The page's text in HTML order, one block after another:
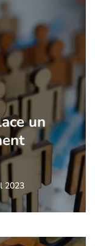
un
2023